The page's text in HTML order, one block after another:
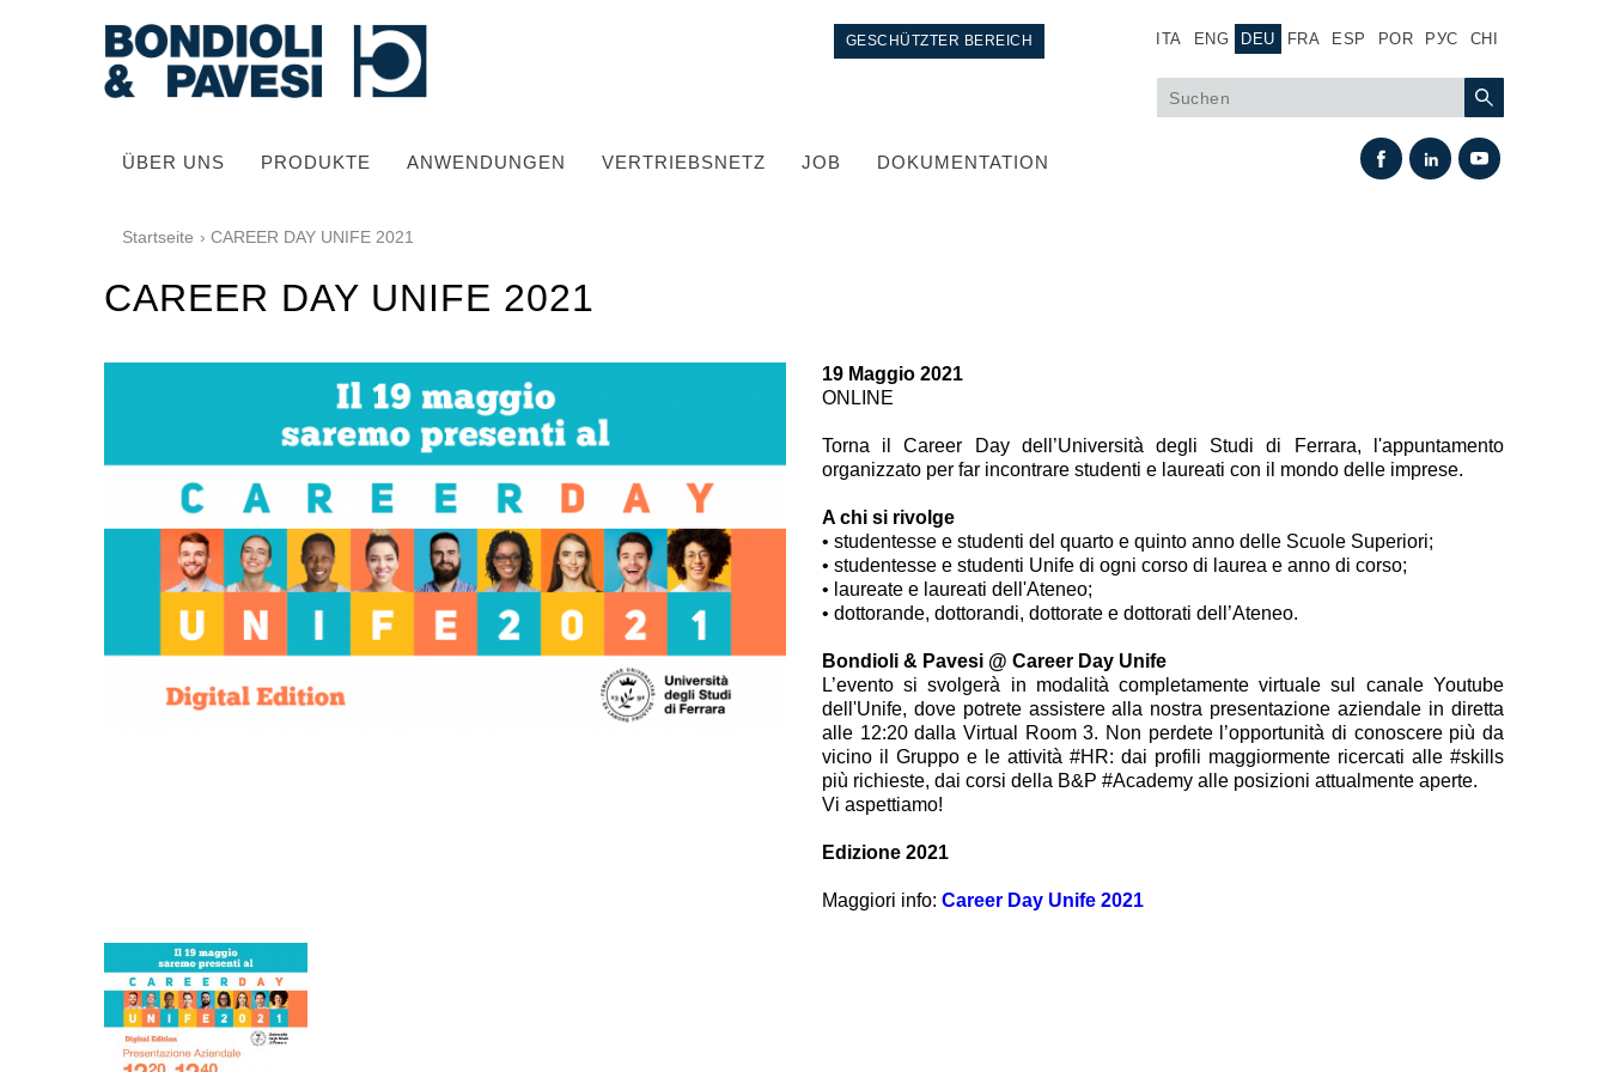
ITA ENG DEU FRA ESP POR РУС CHI
GESCHÜTZTER BEREICH
ÜBER UNS PRODUKTE ANWENDUNGEN VERTRIEBSNETZ JOB DOKUMENTATION
Hochwertige Antriebssysteme
Kardan Gelenkwellen
Standard Getriebe
Getriebehersteller für Bondioli & Pavesi
Stirnradgetriebe
Pump Drive Getriebe
Hydraulisch betätigte mehrscheiben Reibkupplungen
Zahnradpumpen und Zahnradmotoren
Kontrolle
Integrierte Hydrauliksysteme
Steuergeräte
Cartridgeventile
Leitungseinbauventile
Elektronische Komponenten für Steuersysteme
Startseite › CAREER DAY UNIFE 2021
CAREER DAY UNIFE 2021
19 Maggio 2021
ONLINE
Torna il Career Day dell’Università degli Studi di Ferrara, l'appuntamento
organizzato per far incontrare studenti e laureati con il mondo delle imprese.
A chi si rivolge
• studentesse e studenti del quarto e quinto anno delle Scuole Superiori;
• studentesse e studenti Unife di ogni corso di laurea e anno di corso;
• laureate e laureati dell'Ateneo;
• dottorande, dottorandi, dottorate e dottorati dell’Ateneo.
Bondioli & Pavesi @ Career Day Unife
L’evento si svolgerà in modalità completamente virtuale sul canale Youtube
dell'Unife, dove potrete assistere alla nostra presentazione aziendale in diretta
alle 12:20 dalla Virtual Room 3. Non perdete l’opportunità di conoscere più da
vicino il Gruppo e le attività #HR: dai profili maggiormente ricercati alle #skills
più richieste, dai corsi della B&P #Academy alle posizioni attualmente aperte.
Vi aspettiamo!
Edizione 2021
Maggiori info: Career Day Unife 2021